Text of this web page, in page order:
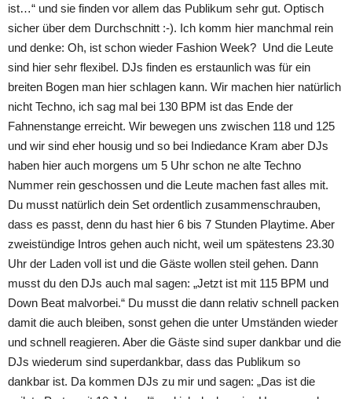
ist…“ und sie finden vor allem das Publikum sehr gut. Optisch
sicher über dem Durchschnitt :-). Ich komm hier manchmal rein
und denke: Oh, ist schon wieder Fashion Week? Und die Leute
sind hier sehr flexibel. DJs finden es erstaunlich was für ein
breiten Bogen man hier schlagen kann. Wir machen hier natürlich
nicht Techno, ich sag mal bei 130 BPM ist das Ende der
Fahnenstange erreicht. Wir bewegen uns zwischen 118 und 125
und wir sind eher housig und so bei Indiedance Kram aber DJs
haben hier auch morgens um 5 Uhr schon ne alte Techno
Nummer rein geschossen und die Leute machen fast alles mit.
Du musst natürlich dein Set ordentlich zusammenschrauben,
dass es passt, denn du hast hier 6 bis 7 Stunden Playtime. Aber
zweistündige Intros gehen auch nicht, weil um spätestens 23.30
Uhr der Laden voll ist und die Gäste wollen steil gehen. Dann
musst du den DJs auch mal sagen: „Jetzt ist mit 115 BPM und
Down Beat malvorbei.“ Du musst die dann relativ schnell packen
damit die auch bleiben, sonst gehen die unter Umständen wieder
und schnell reagieren. Aber die Gäste sind super dankbar und die
DJs wiederum sind superdankbar, dass das Publikum so
dankbar ist. Da kommen DJs zu mir und sagen: „Das ist die